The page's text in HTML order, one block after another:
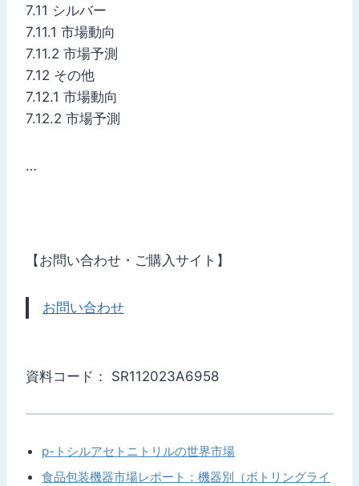
7.11 シルバー
7.11.1 市場動向
7.11.2 市場予測
7.12 その他
7.12.1 市場動向
7.12.2 市場予測
…
【お問い合わせ・ご購入サイト】
お問い合わせ
資料コード： SR112023A6958
p-トシルアセトニトリルの世界市場
食品包装機器市場レポート：機器別（ボトリングライ